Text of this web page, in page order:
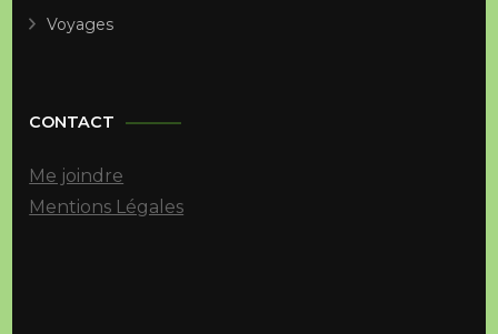
Voyages
CONTACT
Me joindre
Mentions Légales